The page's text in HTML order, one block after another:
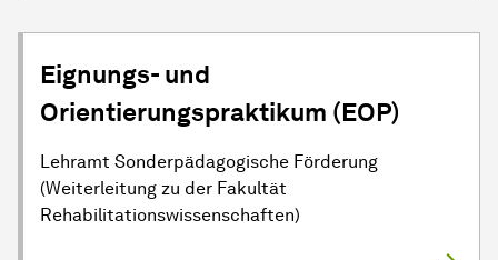
Eignungs- und
Orientierungspraktikum (EOP)
Lehramt Sonderpädagogische Förderung
(Weiterleitung zu der Fakultät
Rehabilitationswissenschaften)